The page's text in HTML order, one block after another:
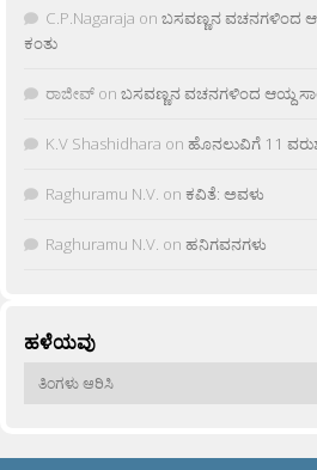
C.P.Nagaraja on ಬಸವಣ್ಣನ ವಚನಗಳಿಂದ
ಕಂತು
ರಾಜೀವ್ on ಬಸವಣ್ಣನ ವಚನಗಳಿಂದ ಆಯ್ದ
K.V Shashidhara on ಹೊನಲುವಿಗೆ 11
Raghuramu N.V. on ಕವಿತೆ: ಅವಳು
Raghuramu N.V. on ಹನಿಗವನಗಳು
ಹಳೆಯವು
ಹಳೆಯವು